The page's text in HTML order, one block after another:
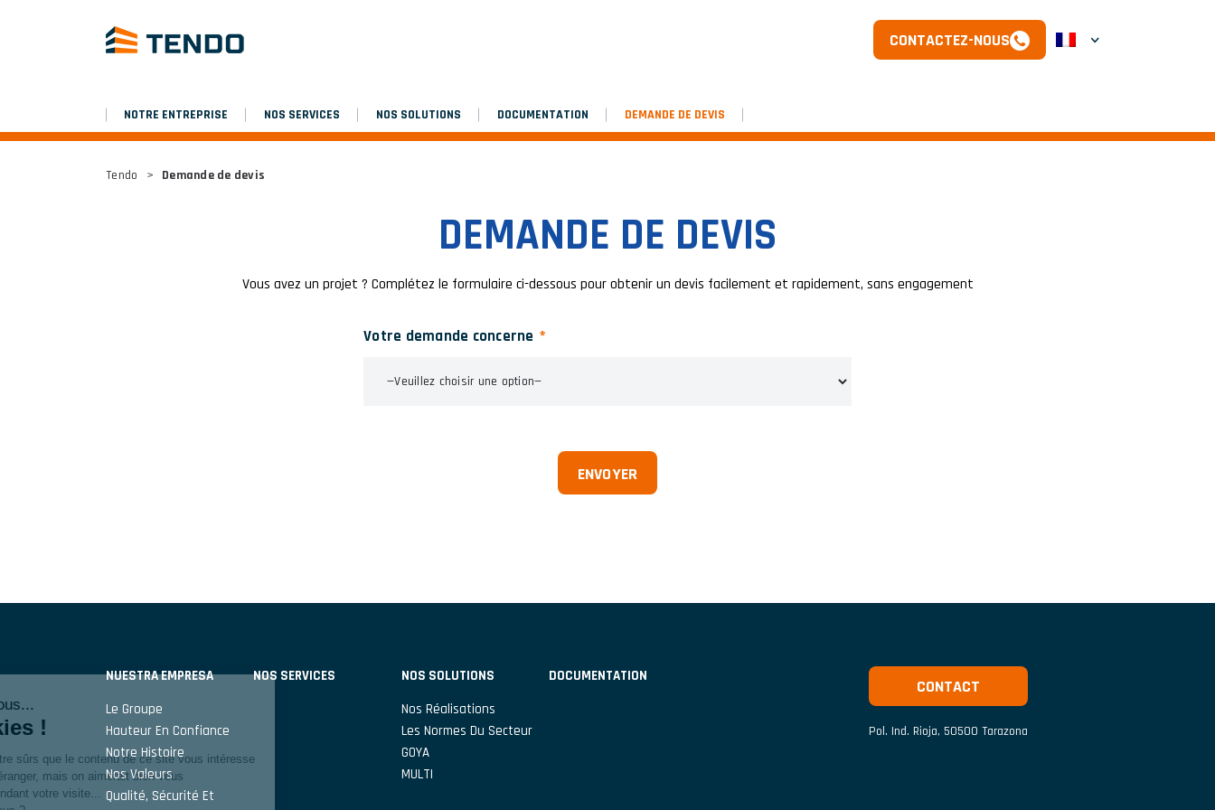
CONTACTEZ-NOUS
NOTRE ENTREPRISE NOS SERVICES NOS SOLUTIONS DOCUMENTATION DEMANDE DE DEVIS
Tendo > Demande de devis
DEMANDE DE DEVIS
Vous avez un projet ? Complétez le formulaire ci-dessous pour obtenir un devis facilement et rapidement, sans engagement
Votre demande concerne
NUESTRA EMPRESA
Le Groupe
Hauteur En Confiance
Notre Histoire
Nos Valeurs
Qualité, Sécurité Et
NOS SERVICES
NOS SOLUTIONS
Nos Réalisations
Les Normes Du Secteur
GOYA
MULTI
DOCUMENTATION
CONTACT
Pol. Ind. Rioja, 50500 Tarazona